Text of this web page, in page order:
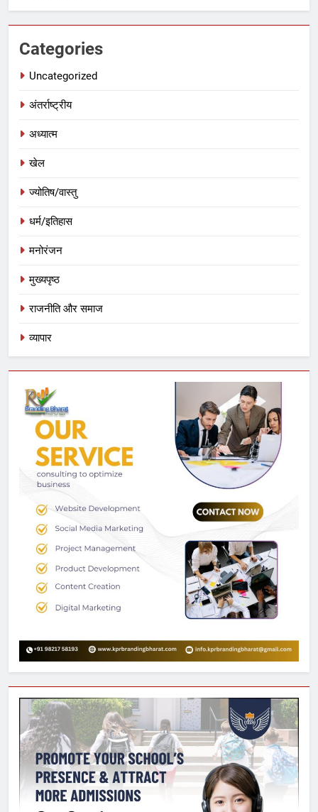
Categories
Uncategorized
अंतर्राष्ट्रीय
अध्यात्म
खेल
ज्योतिष/वास्तु
धर्म/इतिहास
मनोरंजन
मुख्यपृष्ठ
राजनीति और समाज
व्यापार